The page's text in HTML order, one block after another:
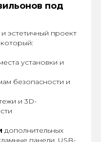
под
эстетичный проект
установки и
безопасности и
и 3D-
дополнительных